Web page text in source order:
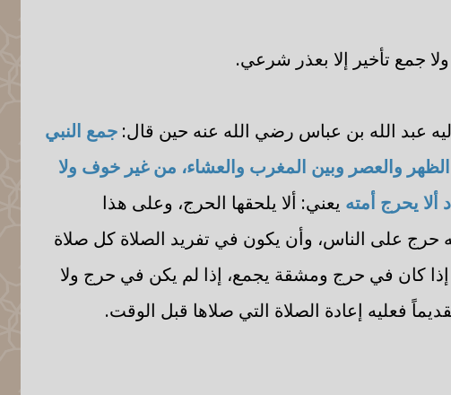
جمع تأخير إلا بعذر شرعي.
عبد الله بن عباس رضي الله عنه حين قال: جمع النبي
والعصر وبين المغرب والعشاء، من غير خوف ولا
ألا يحرج أمته يعني: ألا يلحقها الحرج، وعلى هذا
على الناس، وأن يكون في تفريد الصلاة كل صلاة
كان في حرج ومشقة يجمع، إذا لم يكن في حرج ولا
فعليه إعادة الصلاة التي صلاها قبل الوقت.